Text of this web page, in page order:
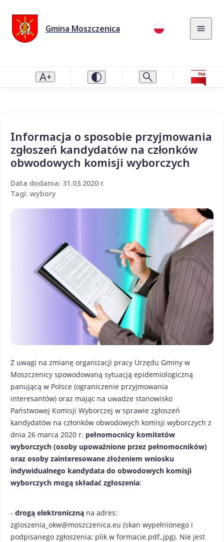
Gmina Moszczenica
Informacja o sposobie przyjmowania
zgłoszeń kandydatów na członków
obwodowych komisji wyborczych
Data dodania: 31.03.2020 r.
Tagi: wybory
Z uwagi na zmianę organizacji pracy Urzędu Gminy w
Moszczenicy spowodowaną sytuacją epidemiologiczną
panującą w Polsce (ograniczenie przyjmowania
interesantów) oraz mając na uwadze stanowisko
Państwowej Komisji Wyborczej w sprawie zgłoszeń
kandydatów na członków obwodowych komisji wyborczych z
dnia 26 marca 2020 r. pełnomocnicy komitetów
wyborczych (osoby upoważnione przez pełnomocników)
oraz osoby zainteresowane złożeniem wniosku
indywidualnego kandydata do obwodowych komisji
wyborczych mogą składać zgłoszenia:
- drogą elektroniczną na adres:
zgloszenia_okw@moszczenica.eu (skan wypełnionego i
podpisanego zgłoszenia; plik w formacie.pdf,.jpg). Nie jest